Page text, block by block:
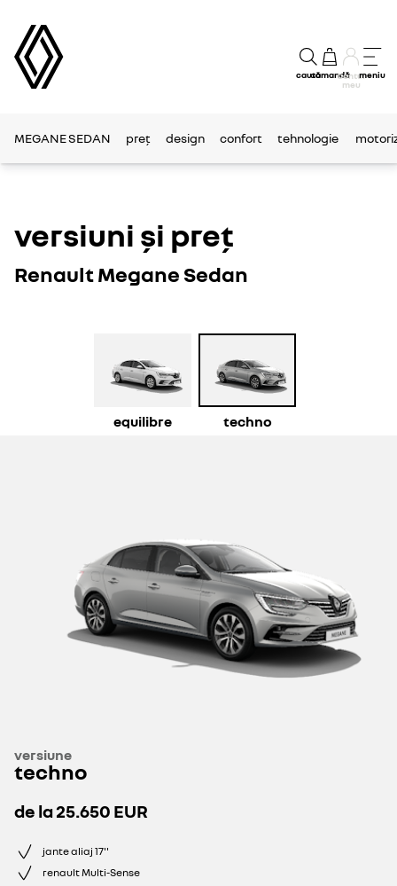
cautăcomandăContul
meu
meniu
MEGANE SEDAN preț design confort tehnologie
versiuni și preț
Renault Megane Sedan
equilibre techno
versiune
techno
de la25.650 EUR
jante aliaj 17''
renault Multi-Sense